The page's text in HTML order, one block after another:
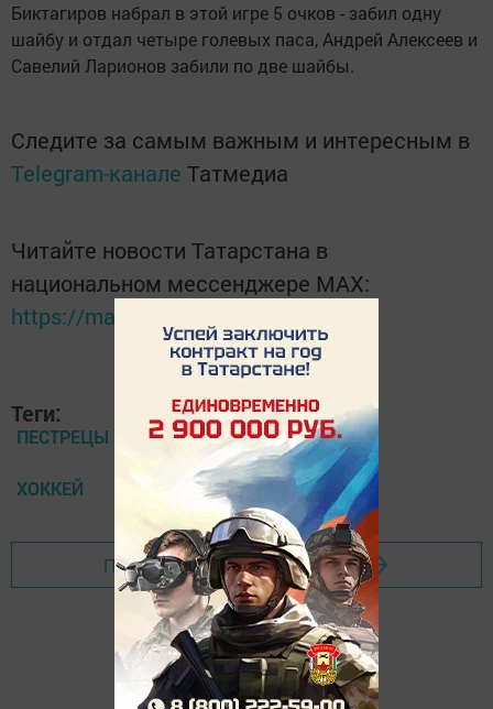
Биктагиров набрал в этой игре 5 очков - забил одну
шайбу и отдал четыре голевых паса, Андрей Алексеев и
Савелий Ларионов забили по две шайбы.
Следите за самым важным и интересным в
Telegram-канале Татмедиа
Читайте новости Татарстана в
национальном мессенджере MАХ:
https://max.ru/tatmedia
Теги:
ПЕСТРЕЦЫ
ХОККЕЙ
Перейти на страницу новости